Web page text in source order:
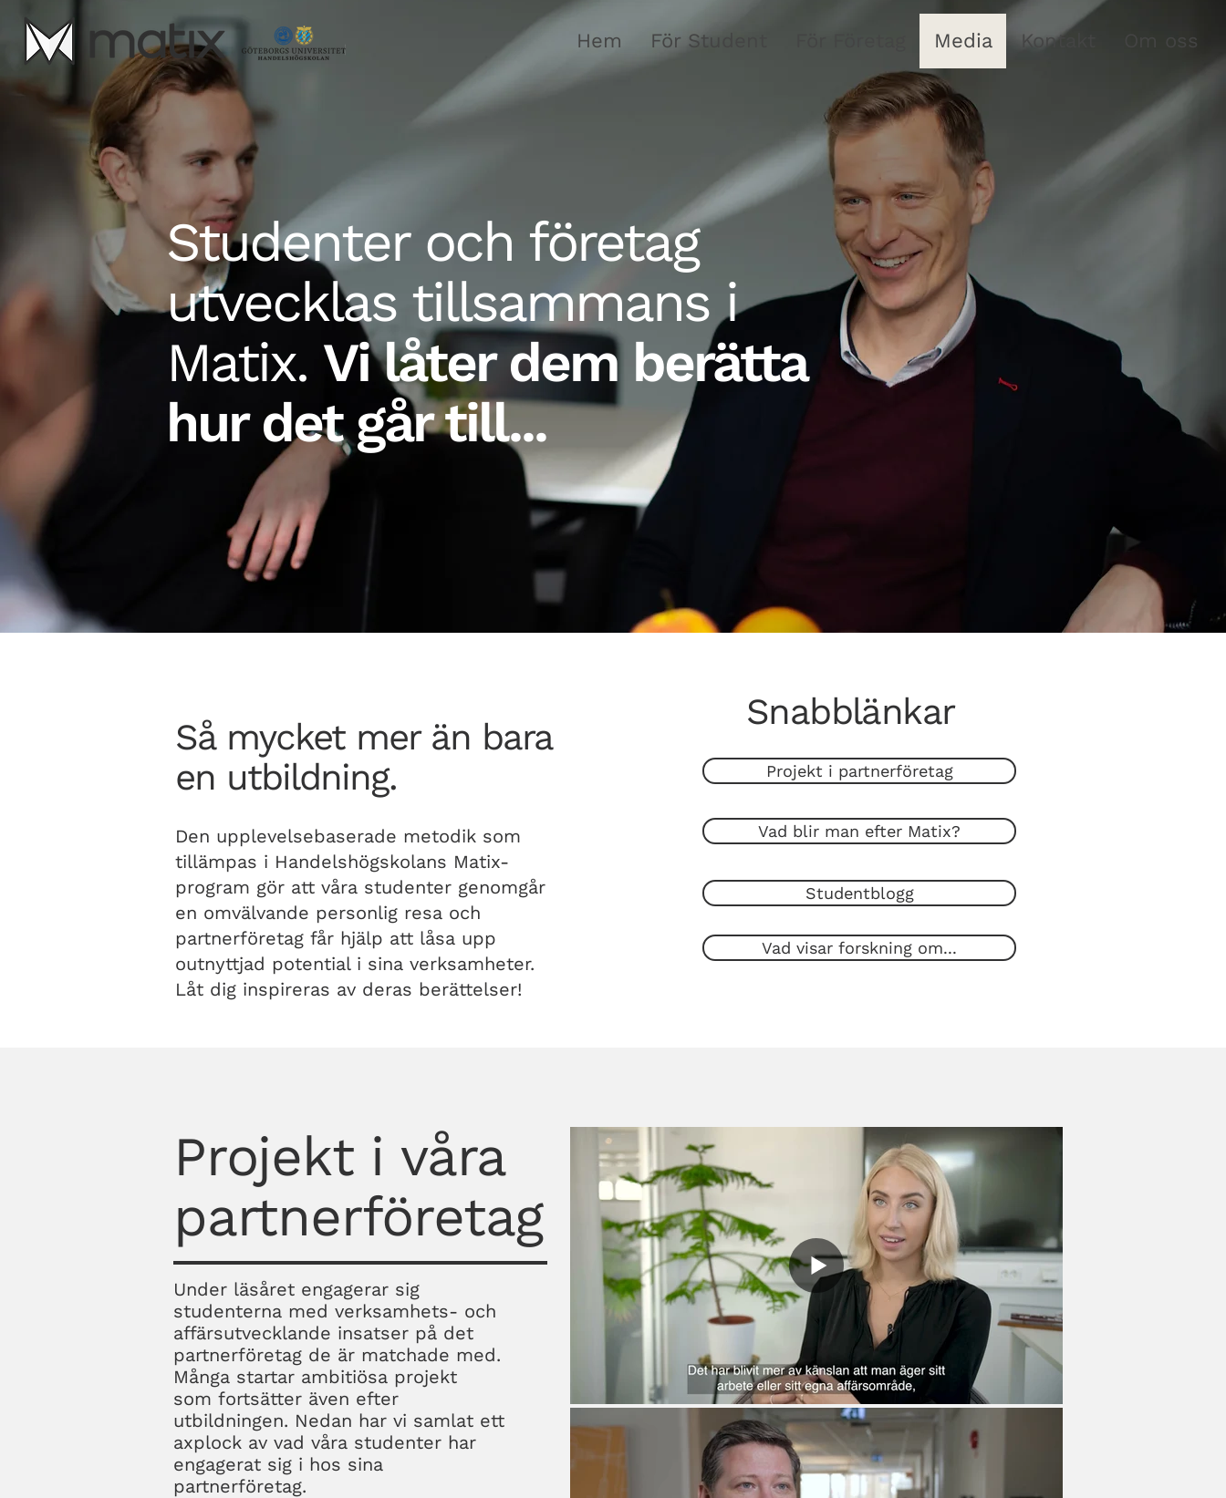
Hem För Student Media Kontakt Om oss
Studenter och företag
utvecklas tillsammans i
Matix. Vi låter dem berätta
hur det går till...
Så mycket mer än bara
en utbildning.
Den upplevelsebaserade metodik som
tillämpas i Handelshögskolans Matix-
program gör att våra studenter genomgår
en omvälvande personlig resa och
partnerföretag får hjälp att låsa upp
outnyttjad potential i sina verksamheter.
Låt dig inspireras av deras berättelser!
Projekt i våra
partnerföretag
Under läsåret engagerar sig
studenterna med verksamhets- och
affärsutvecklande insatser på det
partnerföretag de är matchade med.
Många startar ambitiösa projekt
som fortsätter även efter
utbildningen.​ Nedan har vi samlat ett
axplock av vad våra studenter har
engagerat sig i hos sina
partnerföretag.
Snabblänkar
Projekt i partnerföretag
Vad blir man efter Matix?
Studentblogg
Vad visar forskning om...